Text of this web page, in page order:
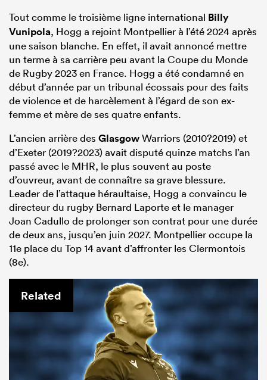
Tout comme le troisième ligne international Billy
Vunipola, Hogg a rejoint Montpellier à l’été 2024 après
une saison blanche. En effet, il avait annoncé mettre
un terme à sa carrière peu avant la Coupe du Monde
de Rugby 2023 en France. Hogg a été condamné en
début d’année par un tribunal écossais pour des faits
de violence et de harcèlement à l’égard de son ex-
femme et mère de ses quatre enfants.
L’ancien arrière des GlasgowWarriors (2010?2019) et
d’Exeter (2019?2023) avait disputé quinze matchs l’an
passé avec le MHR, le plus souvent au poste
d’ouvreur, avant de connaître sa grave blessure.
Leader de l’attaque héraultaise, Hogg a convaincu le
directeur du rugby Bernard Laporte et le manager
Joan Cadullo de prolonger son contrat pour une durée
de deux ans, jusqu’en juin 2027. Montpellier occupe la
11e place du Top 14 avant d’affronter les Clermontois
(8e).
Related